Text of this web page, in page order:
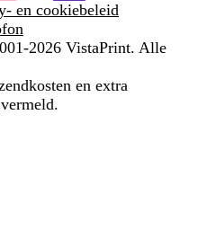
en cookiebeleid
2026 VistaPrint. Alle
en extra